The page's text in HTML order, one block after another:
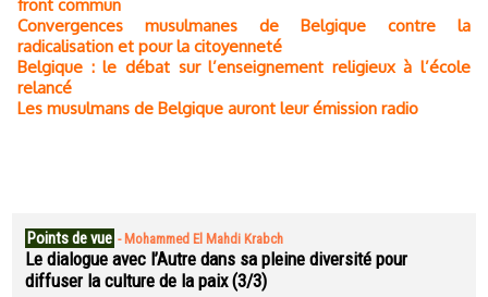
front commun
Convergences musulmanes de Belgique contre la
radicalisation et pour la citoyenneté
Belgique : le débat sur l’enseignement religieux à l’école
relancé
Les musulmans de Belgique auront leur émission radio
Points de vue - Mohammed El Mahdi Krabch
Le dialogue avec l’Autre dans sa pleine diversité pour
diffuser la culture de la paix (3/3)